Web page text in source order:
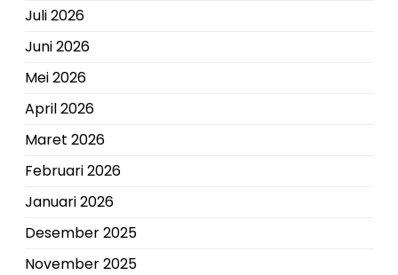
Juli 2026
Juni 2026
Mei 2026
April 2026
Maret 2026
Februari 2026
Januari 2026
Desember 2025
November 2025